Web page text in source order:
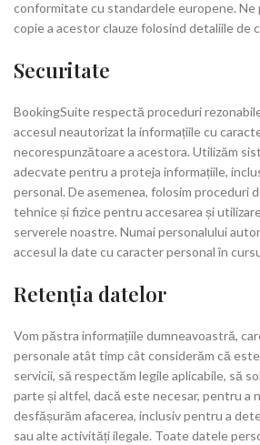
conformitate cu standardele europene. Ne
copie a acestor clauze folosind detaliile de
Securitate
BookingSuite respectă proceduri
accesul neautorizat la informațiile cu
necorespunzătoare a acestora. Utilizăm
adecvate pentru a proteja informațiile,
personal. De asemenea, folosim proceduri
tehnice și fizice pentru accesarea și
serverele noastre. Numai personalului
accesul la date cu caracter personal în
Retenţia datelor
Vom păstra informațiile dumneavoastră,
personale atât timp cât considerăm că
servicii, să respectăm legile aplicabile, să
parte și altfel, dacă este necesar, pentru a
desfășurăm afacerea, inclusiv pentru a
sau alte activități ilegale. Toate datele